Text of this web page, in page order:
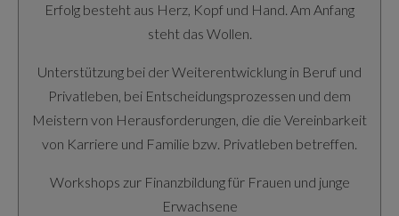
Erfolg besteht aus Herz, Kopf und Hand. Am Anfang
steht das Wollen.
Unterstützung bei der Weiterentwicklung in Beruf und
Privatleben, bei Entscheidungsprozessen und dem
Meistern von Herausforderungen, die die Vereinbarkeit
von Karriere und Familie bzw. Privatleben betreffen.
Workshops zur Finanzbildung für Frauen und junge
Erwachsene